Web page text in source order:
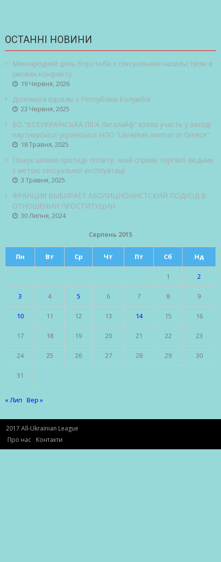
ОСТАННІ НОВИНИ
Міжнародний день боротьби з сексуальним насильством в
умовах конфлікту
19 Червня, 2026
Допомога вдовам з Республіки Колумбія
23 Червня, 2025
БО “ВСЕУКРАЇНСЬКА ЛІГА Легалайф” взяла участь у заході
партнерської української НПО “Ukrainian woman in Greece”
18 Травня, 2025
Пошук шляхів протидії попиту, який сприяє торгівлі людьми
з метою сексуальної експлуатації
3 Травня, 2025
ФРАНЦИЯ ВЫБИРАЕТ АБОЛИЦИОНИСТСКИЙ ПОДХОД В
ОТНОШЕНИИ ПРОСТИТУЦИИ.
30 Липня, 2024
Серпень 2015
Пн Вт Ср Чт Пт Сб Нд
1 2
3 4 5 6 7 8 9
10 11 12 13 14 15 16
17 18 19 20 21 22 23
24 25 26 27 28 29 30
31
« Лип Вер »
2017 All-Ukrainian League
Про нас
Контакти